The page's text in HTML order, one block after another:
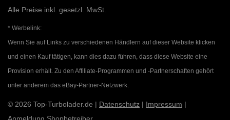
Alle Preise inkl. gesetzl. MwSt.
* Werbelink:
Wenn Sie auf Links zu verschiedenen Händlern auf dieser Website klicken
und einen Kauf tätigen, kann dies dazu führen, dass diese Website eine
Provision erhält. Zu den Affiliate-Programmen und -Partnerschaften gehört
unter anderem das eBay-Partner-Netzwerk.
© 2026 Top-Turbolader.de | Datenschutz | Impressum |